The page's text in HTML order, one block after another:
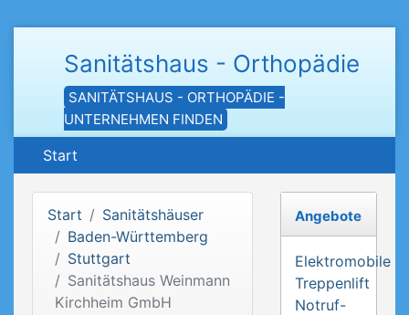
Sanitätshaus - Orthopädie
SANITÄTSHAUS - ORTHOPÄDIE -
UNTERNEHMEN FINDEN
Start
Start
Sanitätshäuser
Baden-Württemberg
Stuttgart
Sanitätshaus Weinmann
Kirchheim GmbH
Angebote
Elektromobile
Treppenlift
Notruf-